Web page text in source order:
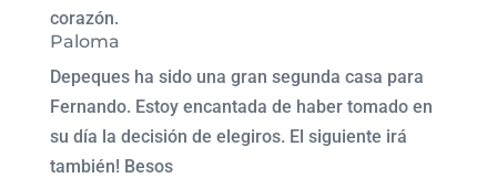
corazón.
Paloma
Depeques ha sido una gran segunda casa para
Fernando. Estoy encantada de haber tomado en
su día la decisión de elegiros. El siguiente irá
también! Besos